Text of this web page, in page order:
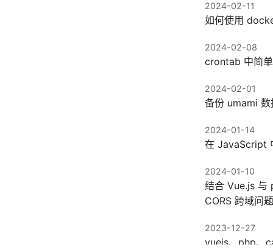
2024-02-11
如何使用
2024-02-08
crontab 中简
2024-02-01
备份 umami
2024-01-14
在 JavaScript
2024-01-10
结合 Vue.js 与
CORS 跨域问题
2023-12-27
vuejs、php、